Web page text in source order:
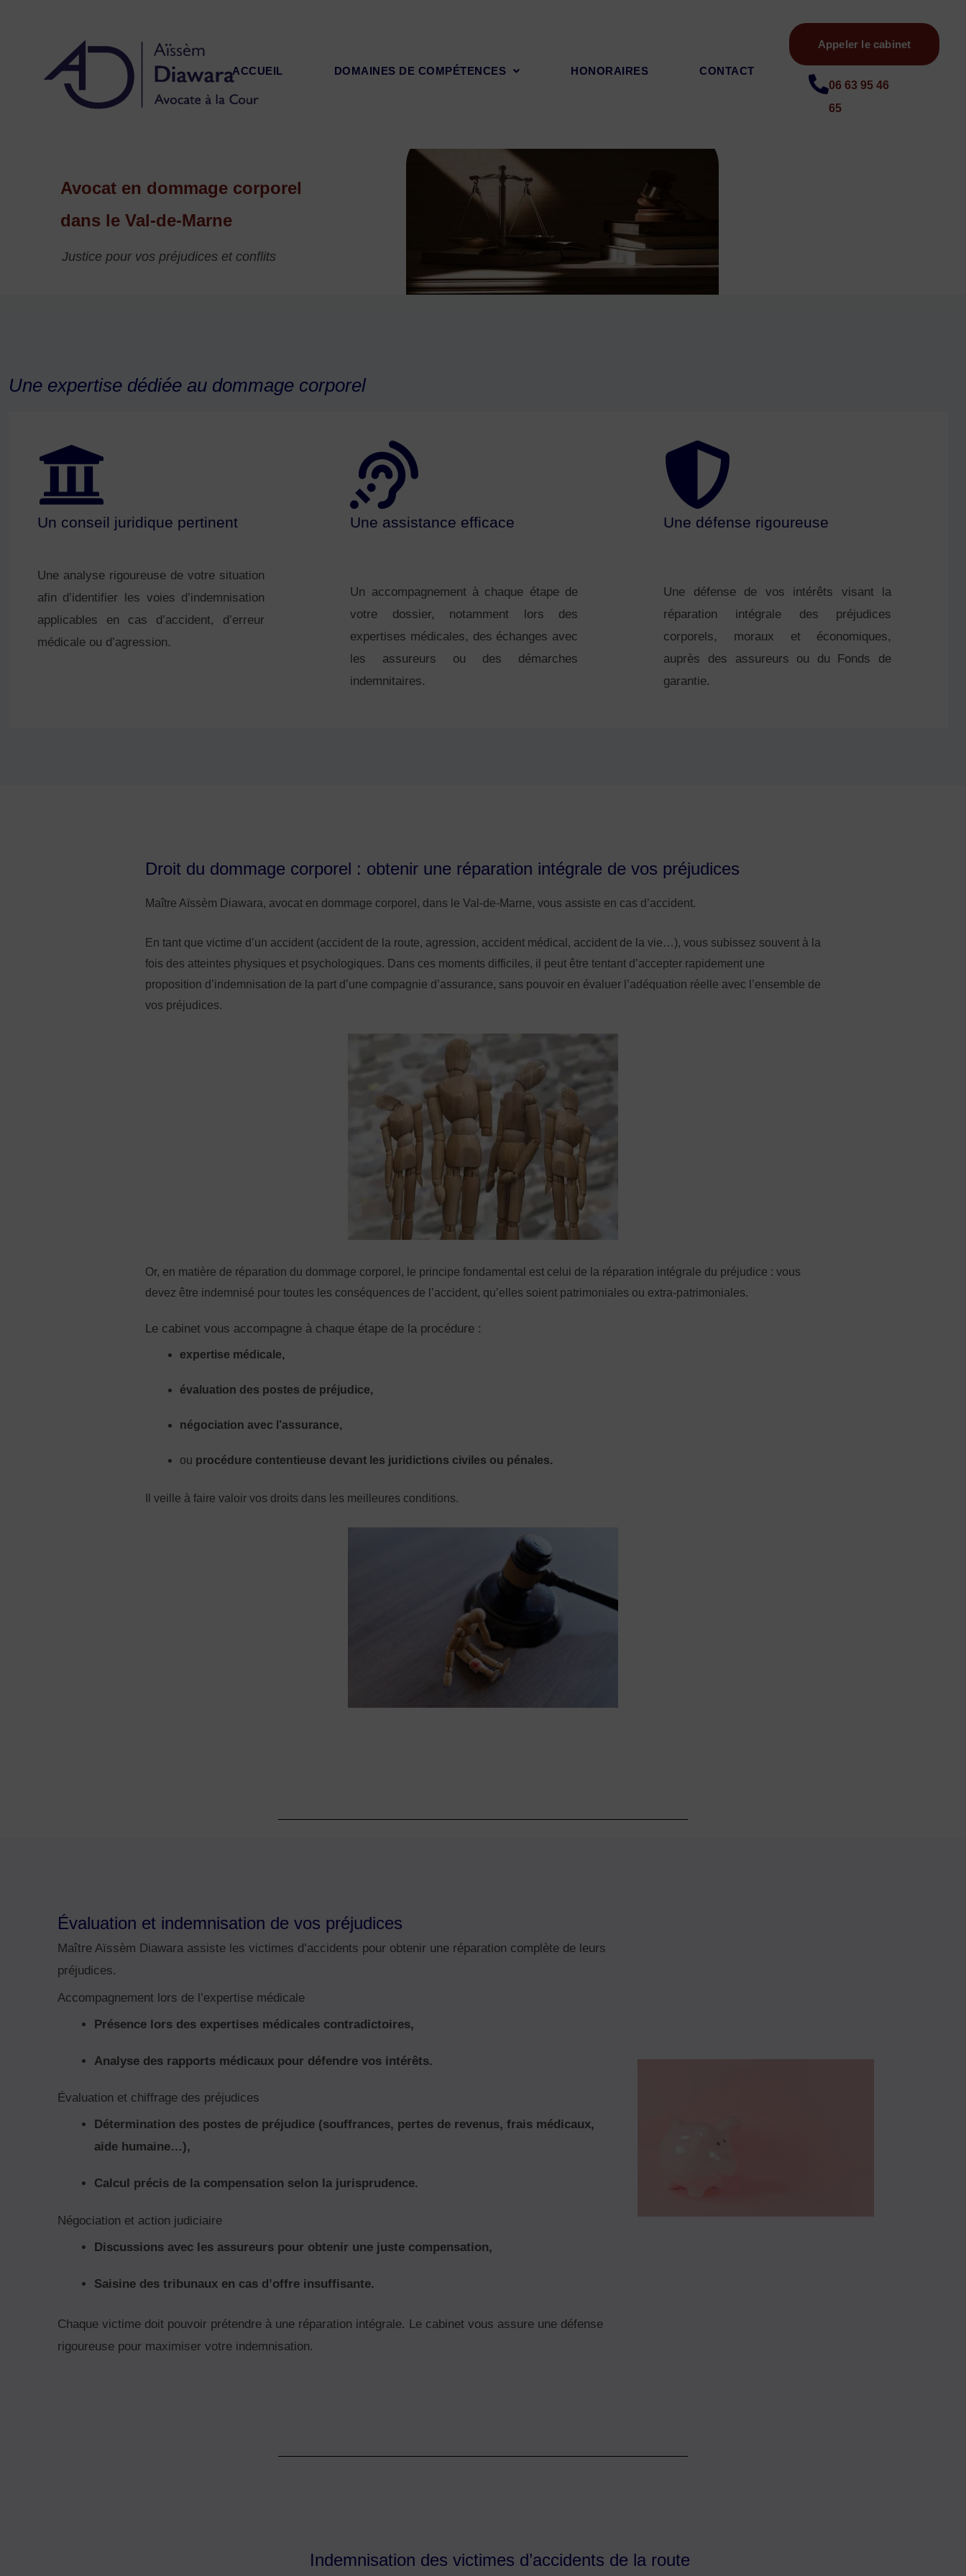
ACCUEIL DOMAINES DE COMPÉTENCES HONORAIRES CONTACT
Appeler le cabinet
06 63 95 46
65
Avocat en dommage corporel
dans le Val-de-Marne
Justice pour vos préjudices et conflits
Une expertise dédiée au dommage corporel
Un conseil juridique pertinent
Une analyse rigoureuse de votre situation
afin d’identifier les voies d’indemnisation
applicables en cas d’accident, d’erreur
médicale ou d’agression.
Une assistance efficace
Un accompagnement à chaque étape de
votre dossier, notamment lors des
expertises médicales, des échanges avec
les assureurs ou des démarches
indemnitaires.
Une défense rigoureuse
Une défense de vos intérêts visant la
réparation intégrale des préjudices
corporels, moraux et économiques,
auprès des assureurs ou du Fonds de
garantie.
Droit du dommage corporel : obtenir une réparation intégrale de vos préjudices
Maître Aïssèm Diawara, avocat en dommage corporel, dans le Val-de-Marne, vous assiste en cas d’accident.
En tant que victime d’un accident (accident de la route, agression, accident médical, accident de la vie…), vous subissez souvent à la
fois des atteintes physiques et psychologiques. Dans ces moments difficiles, il peut être tentant d’accepter rapidement une
proposition d’indemnisation de la part d’une compagnie d’assurance, sans pouvoir en évaluer l’adéquation réelle avec l’ensemble de
vos préjudices.
Or, en matière de réparation du dommage corporel, le principe fondamental est celui de la réparation intégrale du préjudice : vous
devez être indemnisé pour toutes les conséquences de l’accident, qu’elles soient patrimoniales ou extra-patrimoniales.
Le cabinet vous accompagne à chaque étape de la procédure :
expertise médicale,
évaluation des postes de préjudice,
négociation avec l’assurance,
ou procédure contentieuse devant les juridictions civiles ou pénales.
Il veille à faire valoir vos droits dans les meilleures conditions.
Évaluation et indemnisation de vos préjudices
Maître Aïssèm Diawara assiste les victimes d’accidents pour obtenir une réparation complète de leurs
préjudices.
Accompagnement lors de l’expertise médicale
Présence lors des expertises médicales contradictoires,
Analyse des rapports médicaux pour défendre vos intérêts.
Évaluation et chiffrage des préjudices
Détermination des postes de préjudice (souffrances, pertes de revenus, frais médicaux,
aide humaine…),
Calcul précis de la compensation selon la jurisprudence.
Négociation et action judiciaire
Discussions avec les assureurs pour obtenir une juste compensation,
Saisine des tribunaux en cas d’offre insuffisante.
Chaque victime doit pouvoir prétendre à une réparation intégrale. Le cabinet vous assure une défense
rigoureuse pour maximiser votre indemnisation.
Indemnisation des victimes d’accidents de la route